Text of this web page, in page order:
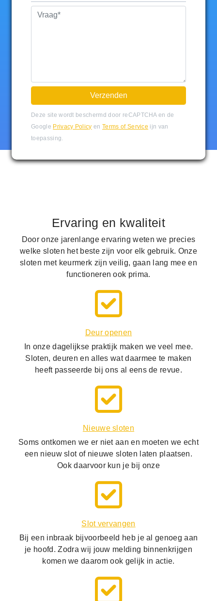
Deze site wordt beschermd door reCAPTCHA en de
Google Privacy Policy enTerms of Service ijn van
toepassing.
Ervaring en kwaliteit
Door onze jarenlange ervaring weten we precies
welke sloten het beste zijn voor elk gebruik. Onze
sloten met keurmerk zijn veilig, gaan lang mee en
functioneren ook prima.
Deur openen
In onze dagelijkse praktijk maken we veel mee.
Sloten, deuren en alles wat daarmee te maken
heeft passeerde bij ons al eens de revue.
Nieuwe sloten
Soms ontkomen we er niet aan en moeten we echt
een nieuw slot of nieuwe sloten laten plaatsen.
Ook daarvoor kun je bij onze
Slot vervangen
Bij een inbraak bijvoorbeeld heb je al genoeg aan
je hoofd. Zodra wij jouw melding binnenkrijgen
komen we daarom ook gelijk in actie.